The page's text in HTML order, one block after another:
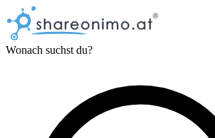
Wonach suchst du?